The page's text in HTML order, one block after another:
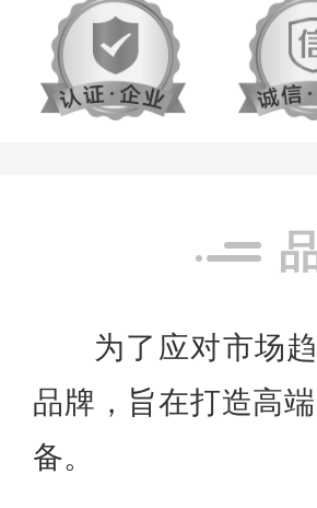
为了应对市场
品牌，旨在打造高
备。